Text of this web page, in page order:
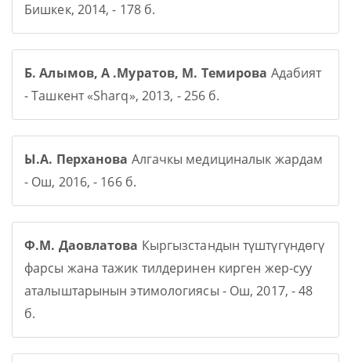
Бишкек, 2014, - 178 б.
Б. Алымов, А .Муратов, М. Темирова Адабият
- Ташкент «Sharq», 2013, - 256 б.
Ы.А. Перханова Алгачкы медициналык жардам
- Ош, 2016, - 166 б.
Ф.М. Даовлатова Кыргызстандын түштүгүндөгү
фарсы жана тажик тилдеринен кирген жер-суу
аталыштарынын этимологиясы - Ош, 2017, - 48
б.